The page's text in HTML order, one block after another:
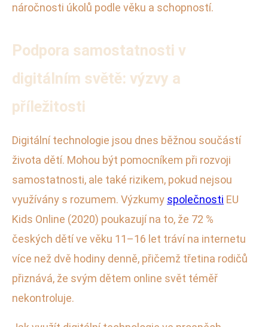
náročnosti úkolů podle věku a schopností.
Podpora samostatnosti v
digitálním světě: výzvy a
příležitosti
Digitální technologie jsou dnes běžnou součástí
života dětí. Mohou být pomocníkem při rozvoji
samostatnosti, ale také rizikem, pokud nejsou
využívány s rozumem. Výzkumy společnosti EU
Kids Online (2020) poukazují na to, že 72 %
českých dětí ve věku 11–16 let tráví na internetu
více než dvě hodiny denně, přičemž třetina rodičů
přiznává, že svým dětem online svět téměř
nekontroluje.